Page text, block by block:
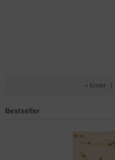
« Erster
Bestseller